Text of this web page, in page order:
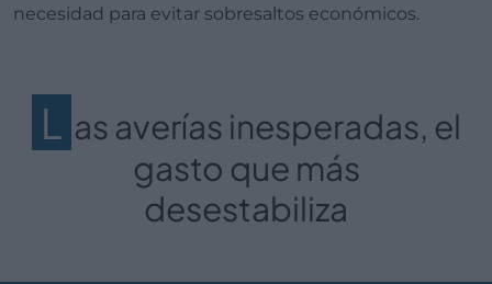
necesidad para evitar sobresaltos económicos.
L as averías inesperadas, el
gasto que más
desestabiliza